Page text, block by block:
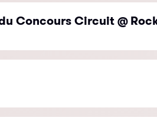
Concours Circuit @